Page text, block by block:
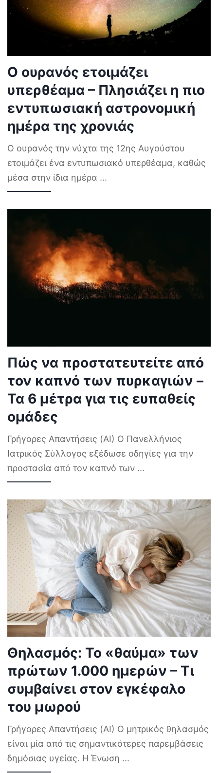
Ο ουρανός ετοιμάζει
υπερθέαμα – Πλησιάζει η πιο
εντυπωσιακή αστρονομική
ημέρα της χρονιάς
Ο ουρανός την νύχτα της 12ης Αυγούστου
ετοιμάζει ένα εντυπωσιακό υπερθέαμα, καθώς
μέσα στην ίδια ημέρα ...
Πώς να προστατευτείτε από
τον καπνό των πυρκαγιών –
Τα 6 μέτρα για τις ευπαθείς
ομάδες
Γρήγορες Απαντήσεις (AI) Ο Πανελλήνιος
Ιατρικός Σύλλογος εξέδωσε οδηγίες για την
προστασία από τον καπνό των ...
Θηλασμός: Το «θαύμα» των
πρώτων 1.000 ημερών – Τι
συμβαίνει στον εγκέφαλο
του μωρού
Γρήγορες Απαντήσεις (AI) Ο μητρικός θηλασμός
είναι μία από τις σημαντικότερες παρεμβάσεις
δημόσιας υγείας. Η Ένωση ...